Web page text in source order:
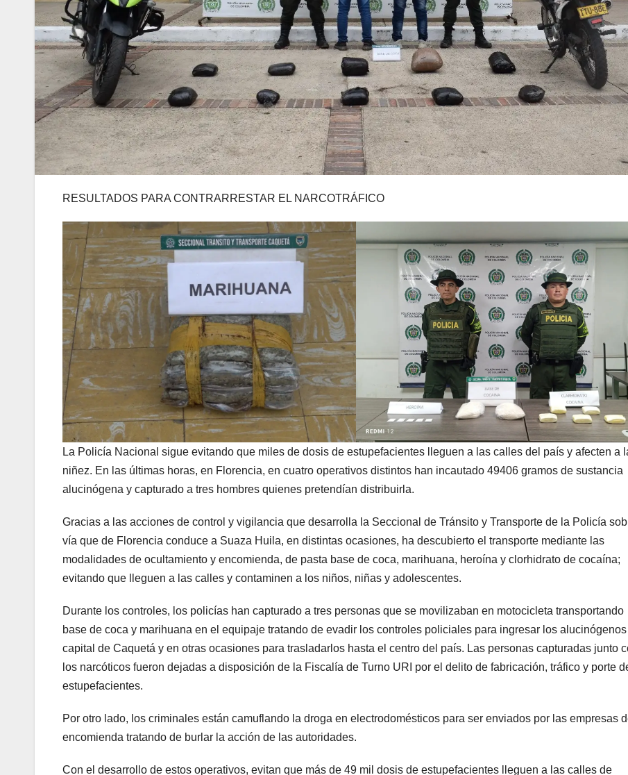
RESULTADOS PARA CONTRARRESTAR EL NARCOTRÁFICO
La Policía Nacional sigue evitando que miles de dosis de estupefacientes lleguen a las calles del país y afecten a
niñez. En las últimas horas, en Florencia, en cuatro operativos distintos han incautado 49406 gramos de sustancia
alucinógena y capturado a tres hombres quienes pretendían distribuirla.
Gracias a las acciones de control y vigilancia que desarrolla la Seccional de Tránsito y Transporte de la Policía
vía que de Florencia conduce a Suaza Huila, en distintas ocasiones, ha descubierto el transporte mediante las
modalidades de ocultamiento y encomienda, de pasta base de coca, marihuana, heroína y clorhidrato de cocaína;
evitando que lleguen a las calles y contaminen a los niños, niñas y adolescentes.
Durante los controles, los policías han capturado a tres personas que se movilizaban en motocicleta transportando
base de coca y marihuana en el equipaje tratando de evadir los controles policiales para ingresar los alucinógenos
capital de Caquetá y en otras ocasiones para trasladarlos hasta el centro del país. Las personas capturadas junto
los narcóticos fueron dejadas a disposición de la Fiscalía de Turno URI por el delito de fabricación, tráfico y porte
estupefacientes.
Por otro lado, los criminales están camuflando la droga en electrodomésticos para ser enviados por las empresas
encomienda tratando de burlar la acción de las autoridades.
Con el desarrollo de estos operativos, evitan que más de 49 mil dosis de estupefacientes lleguen a las calles de